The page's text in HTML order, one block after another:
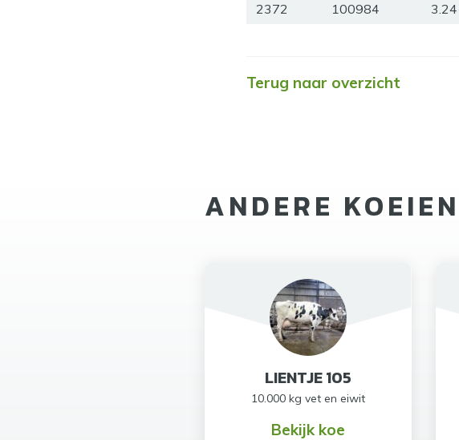
2372 100984 3.24
Terug naar overzicht
ANDERE KOEIEN
LIENTJE 105
10.000 kg vet en eiwit
Bekijk koe